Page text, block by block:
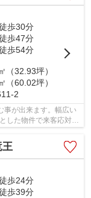
歩30分
歩47分
歩54分
（32.93坪）
（60.02坪）
2
事が出来ます。幅広い
した物件で来客応対に
王
歩24分
歩39分